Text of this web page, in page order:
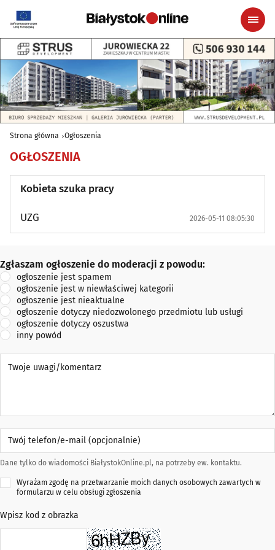
Strona główna Ogłoszenia
OGŁOSZENIA
Kobieta szuka pracy
UZG 2026-05-11 08:05:30
Zgłaszam ogłoszenie do moderacji z powodu:
Zgłaszam ogłoszenie do moderacji z powodu:
ogłoszenie jest spamem
ogłoszenie jest w niewłaściwej kategorii
ogłoszenie jest nieaktualne
ogłoszenie dotyczy niedozwolonego przedmiotu lub usługi
ogłoszenie dotyczy oszustwa
inny powód
Twój telefon/e-mail (opcjonalnie)
Dane tylko do wiadomości BiałystokOnline.pl, na potrzeby ew. kontaktu.
Wyrażam zgodę na przetwarzanie moich danych osobowych zawartych w
formularzu w celu obsługi zgłoszenia
Wpisz kod z obrazka